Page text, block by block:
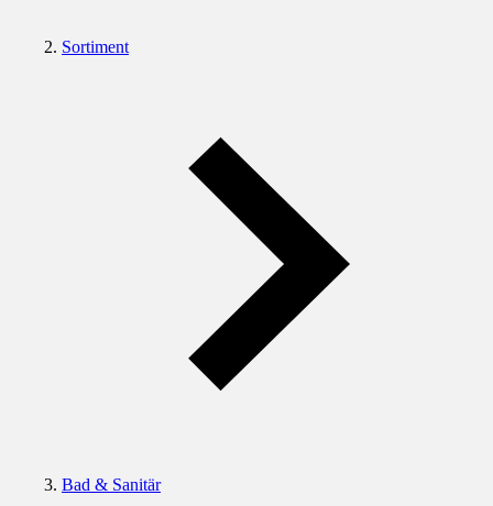
Sortiment
Bad & Sanitär